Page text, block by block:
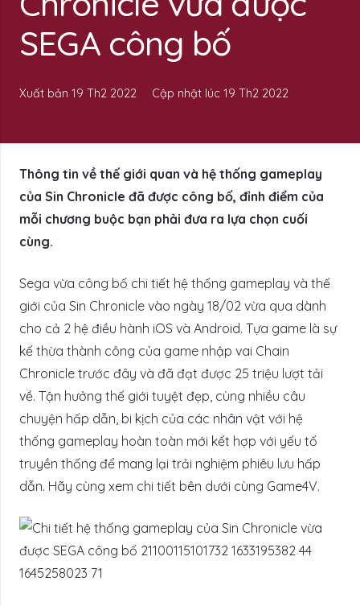
SEGA công bố
Xuất bản 19 Th2 2022 Cập nhật lúc19 Th2 2022
Thông tin về thế giới quan và hệ thống gameplay
của Sin Chronicle đã được công bố, đỉnh điểm của
mỗi chương buộc bạn phải đưa ra lựa chọn cuối
cùng.
Sega vừa công bố chi tiết hệ thống gameplay và thế
giới của Sin Chronicle vào ngày 18/02 vừa qua dành
cho cả 2 hệ điều hành iOS và Android. Tựa game là sự
kế thừa thành công của game nhập vai Chain
Chronicle trước đây và đã đạt được 25 triệu lượt tải
về. Tận hưởng thế giới tuyệt đẹp, cùng nhiều câu
chuyện hấp dẫn, bi kịch của các nhân vật với hệ
thống gameplay hoàn toàn mới kết hợp với yếu tố
truyền thống để mang lại trải nghiệm phiêu lưu hấp
dẫn. Hãy cùng xem chi tiết bên dưới cùng Game4V.